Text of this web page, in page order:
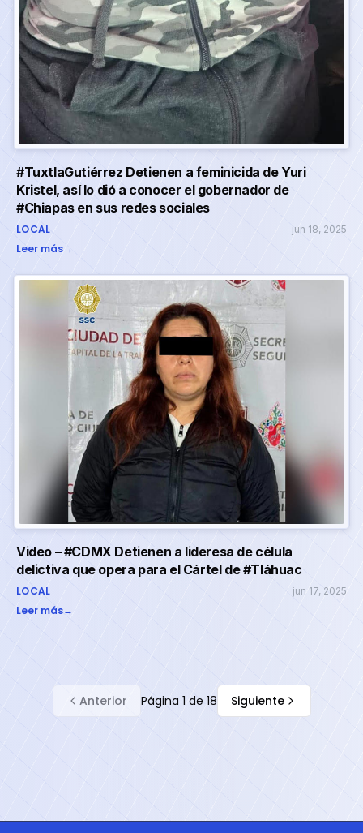
#TuxtlaGutiérrez Detienen a feminicida de Yuri
Kristel, así lo dió a conocer el gobernador de
#Chiapas en sus redes sociales
LOCAL jun 18, 2025
Leer más→
Video – #CDMX Detienen a lideresa de célula
delictiva que opera para el Cártel de #Tláhuac
LOCAL jun 17, 2025
Leer más→
Anterior Página 1 de 18 Siguiente